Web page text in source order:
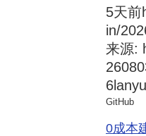
5天前
in/
来源:
GitHub
0成本